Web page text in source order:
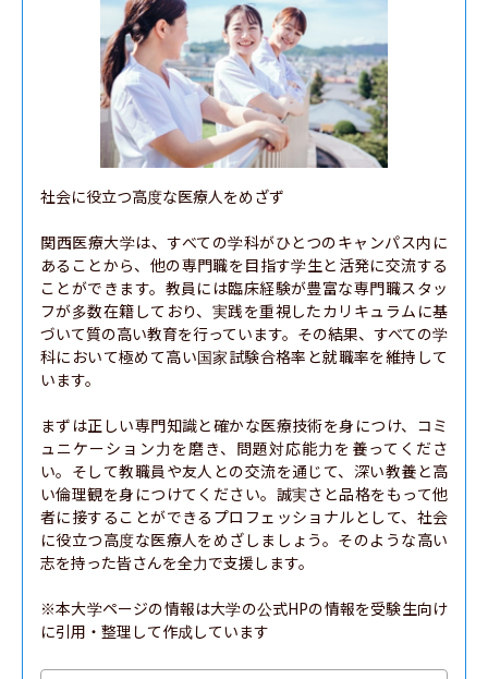
社会に役立つ高度な医療人をめざず
関西医療大学は、すべての学科がひとつのキャンパス内に
あることから、他の専門職を目指す学生と活発に交流する
ことができます。教員には臨床経験が豊富な専門職スタッ
フが多数在籍しており、実践を重視したカリキュラムに基
づいて質の高い教育を行っています。その結果、すべての学
科において極めて高い国家試験合格率と就職率を維持して
います。
まずは正しい専門知識と確かな医療技術を身につけ、コミ
ュニケーション力を磨き、問題対応能力を養ってくださ
い。そして教職員や友人との交流を通じて、深い教養と高
い倫理観を身につけてください。誠実さと品格をもって他
者に接することができるプロフェッショナルとして、社会
に役立つ高度な医療人をめざしましょう。そのような高い
志を持った皆さんを全力で支援します。
※本大学ページの情報は大学の公式HPの情報を受験生向け
に引用・整理して作成しています